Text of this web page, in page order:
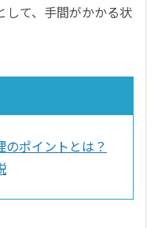
して、手間がかかる状
ポイントとは？